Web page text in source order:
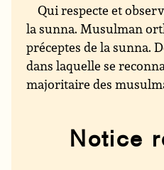
Qui respecte et
la sunna. Musulman
préceptes de la sunna.
dans laquelle se
majoritaire des
Notice